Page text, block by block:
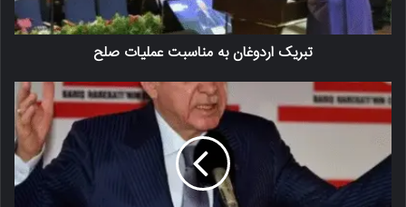
تبریک اردوغان به مناسبت عملیات صلح